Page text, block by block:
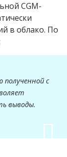
CGM-
в облако. По
полученной с
выводы.